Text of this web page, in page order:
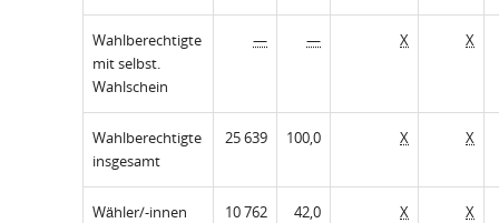
Wahlberechtigte
mit selbst.
Wahlschein
— — X X
Wahlberechtigte
insgesamt
25 639 100,0 X X
Wähler/-innen
10 762 42,0 X X